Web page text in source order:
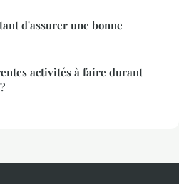
d'assurer une bonne
activités à faire durant